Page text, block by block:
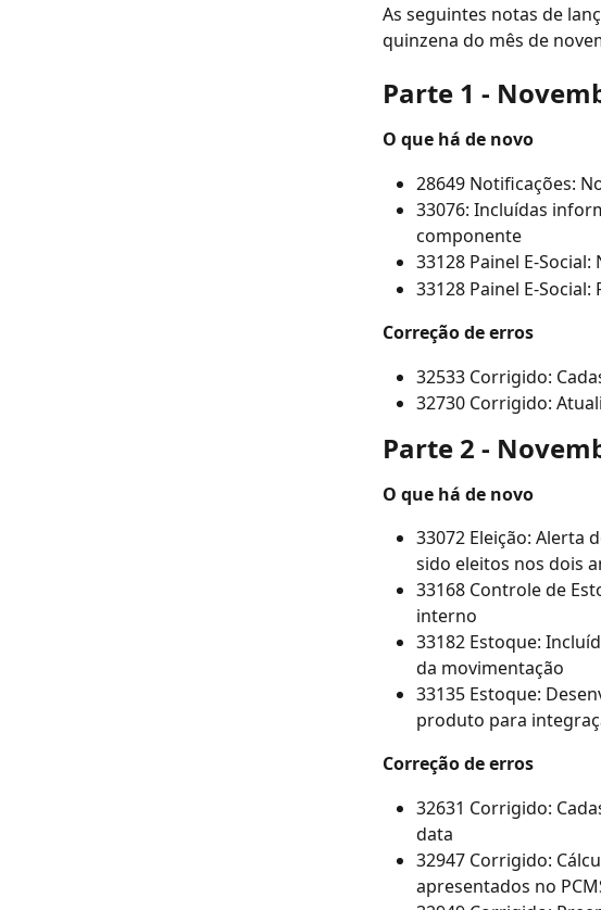
As seguintes notas de
quinzena do mês de
Parte 1 -
O que há de novo
28649 Notificações:
33076: Incluídas
componente
33128 Painel E-
33128 Painel E-
Correção de erros
32533 Corrigido:
32730 Corrigido:
Parte 2 -
O que há de novo
33072 Eleição: Alerta
sido eleitos nos dois
33168 Controle de
interno
33182 Estoque:
da movimentação
33135 Estoque:
produto para
Correção de erros
32631 Corrigido:
data
32947 Corrigido:
apresentados no